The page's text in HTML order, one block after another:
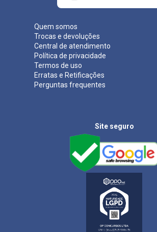
Quem somos
Trocas e devoluções
Central de atendimento
Política de privacidade
Termos de uso
Erratas e Retificações
Perguntas frequentes
Site seguro